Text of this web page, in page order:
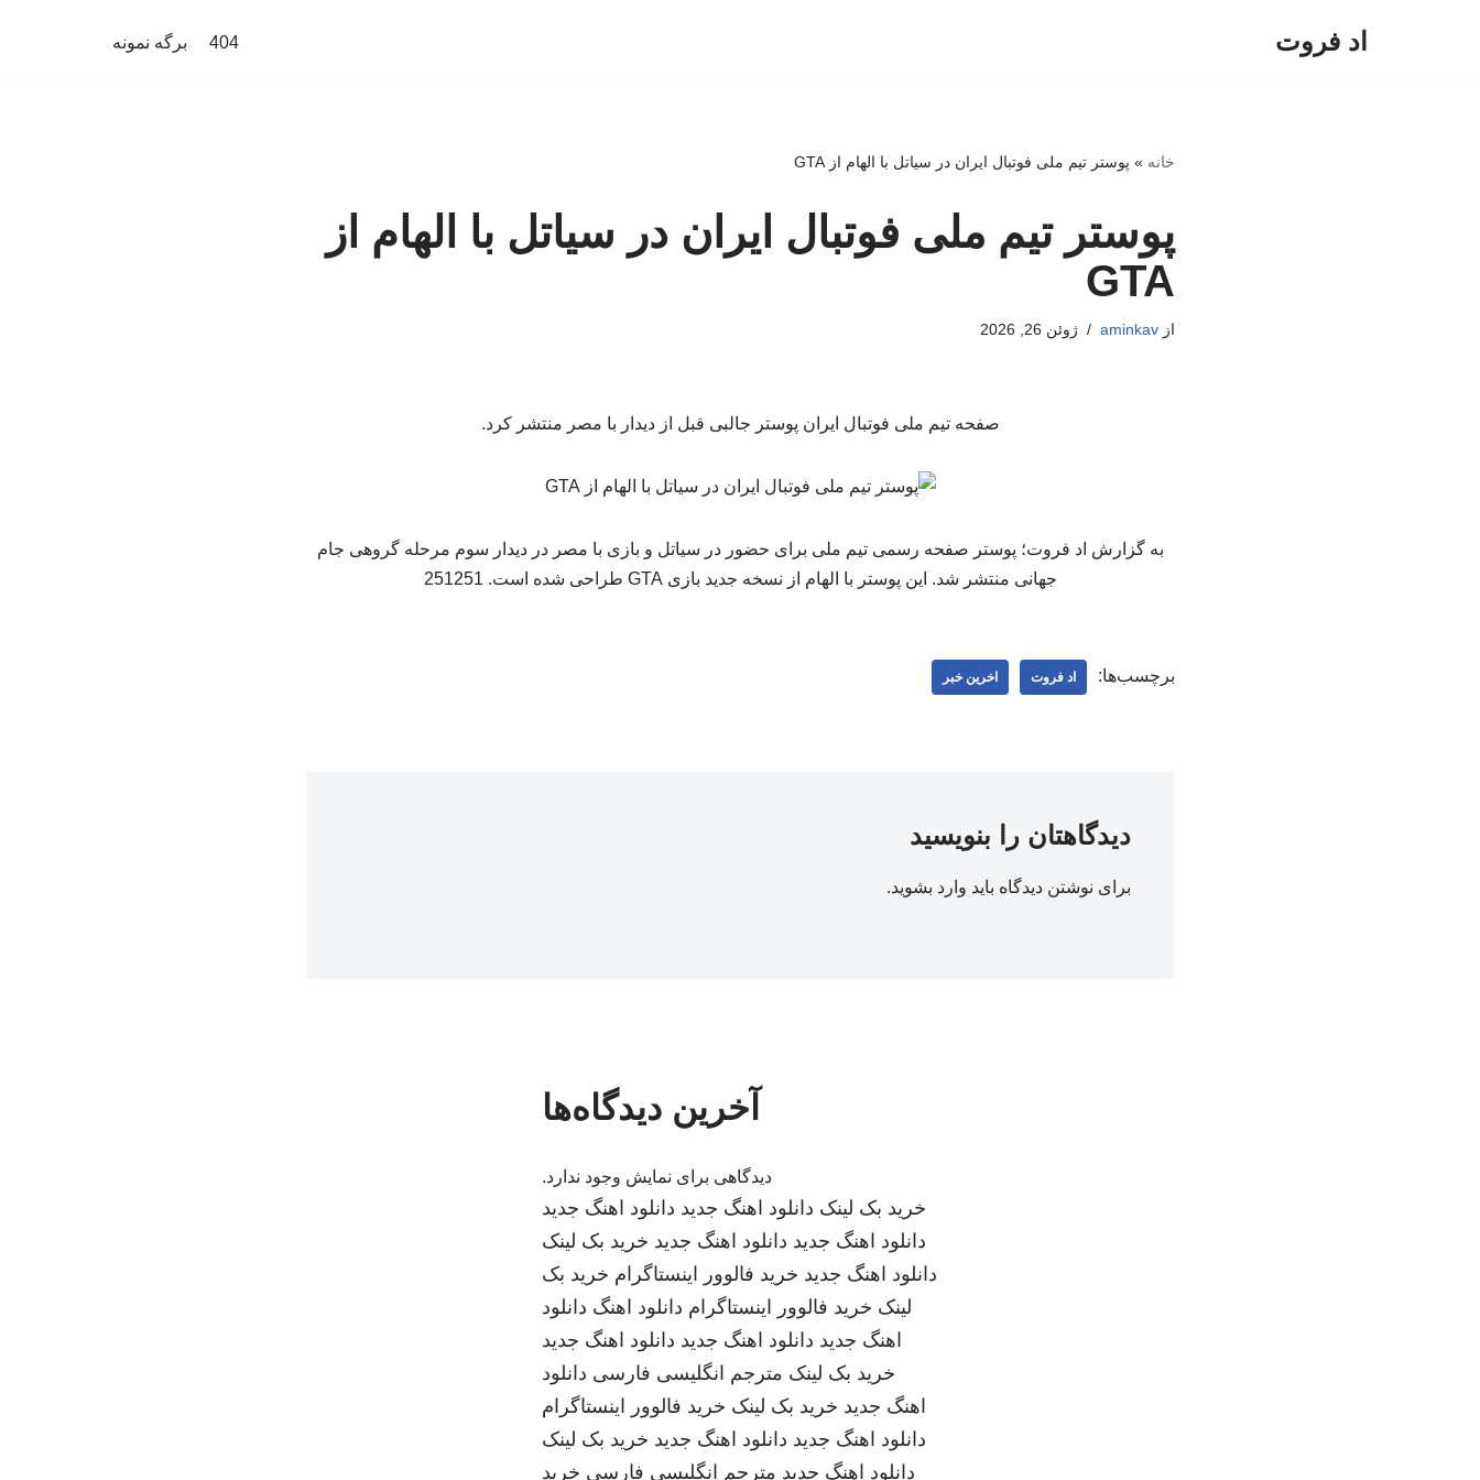
اد فروت 404 برگه نمونه
خانه » پوستر تیم ملی فوتبال ایران در سیاتل با الهام از GTA
پوستر تیم ملی فوتبال ایران در سیاتل با الهام از
GTA
ازaminkav ژوئن 26, 2026
صفحه تیم ملی فوتبال ایران پوستر جالبی قبل از دیدار با مصر منتشر کرد.
به گزارش اد فروت؛ پوستر صفحه رسمی تیم ملی برای حضور در سیاتل و بازی با مصر در دیدار سوم مرحله گروهی جام
جهانی منتشر شد. این پوستر با الهام از نسخه جدید بازی GTA طراحی شده است. 251251
برچسب‌ها: اد فروت اخرین خبر
دیدگاهتان را بنویسید
برای نوشتن دیدگاه باید وارد بشوید.
آخرین دیدگاه‌ها
دیدگاهی برای نمایش وجود ندارد.
خرید بک لینک دانلود اهنگ جدید دانلود اهنگ جدید
دانلود اهنگ جدید دانلود اهنگ جدید خرید بک لینک
دانلود اهنگ جدید خرید فالوور اینستاگرام خرید بک
لینک خرید فالوور اینستاگرام دانلود اهنگ دانلود
اهنگ جدید دانلود اهنگ جدید دانلود اهنگ جدید
خرید بک لینک مترجم انگلیسی فارسی دانلود
اهنگ جدید خرید بک لینک خرید فالوور اینستاگرام
دانلود اهنگ جدید دانلود اهنگ جدید خرید بک لینک
دانلود اهنگ جدید مترجم انگلیسی فارسی خرید